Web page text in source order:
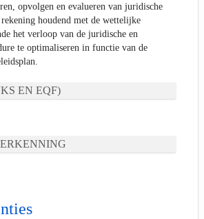
opvolgen en evalueren van juridische
houdend met de wettelijke
het verloop van de juridische en
te optimaliseren in functie van de
EN EQF)